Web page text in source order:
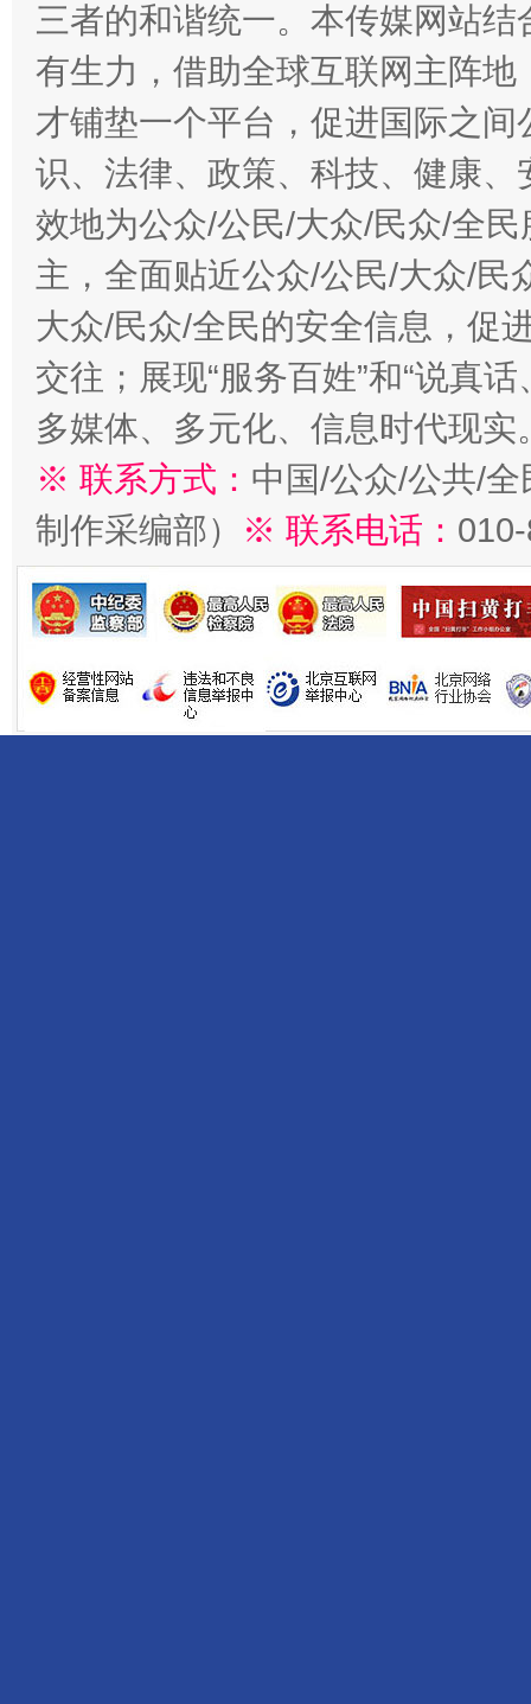
三者的和谐统一。本传媒网站
有生力，借助全球互联网主阵
才铺垫一个平台，促进国际之
识、法律、政策、科技、健康
效地为公众/公民/大众/民众/全
主，全面贴近公众/公民/大众/民
大众/民众/全民的安全信息，促
交往；展现“服务百姓”和“说真
多媒体、多元化、信息时代现实
※ 联系方式： 中国/公众/公共/
制作采编部）
※ 联系电话：